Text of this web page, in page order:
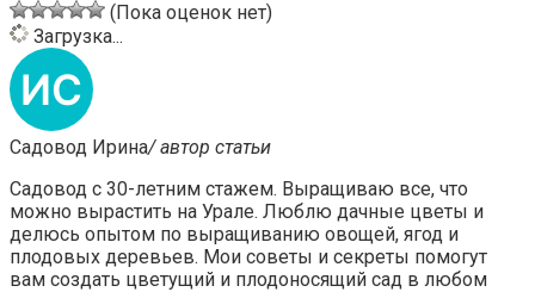
(Пока оценок нет)
Загрузка...
Садовод Ирина/ автор статьи
Садовод с 30-летним стажем. Выращиваю все, что
можно вырастить на Урале. Люблю дачные цветы и
делюсь опытом по выращиванию овощей, ягод и
плодовых деревьев. Мои советы и секреты помогут
вам создать цветущий и плодоносящий сад в любом